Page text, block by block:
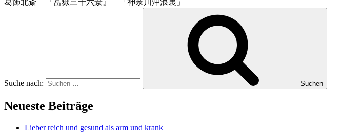
Suche nach: Suchen
Neueste Beiträge
Lieber reich und gesund als arm und krank